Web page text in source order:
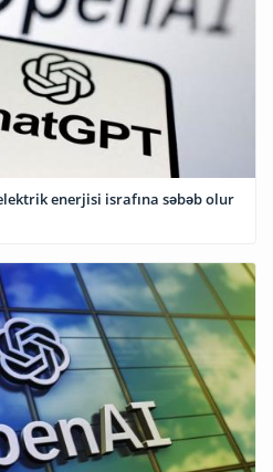
enerjisi israfına səbəb olur